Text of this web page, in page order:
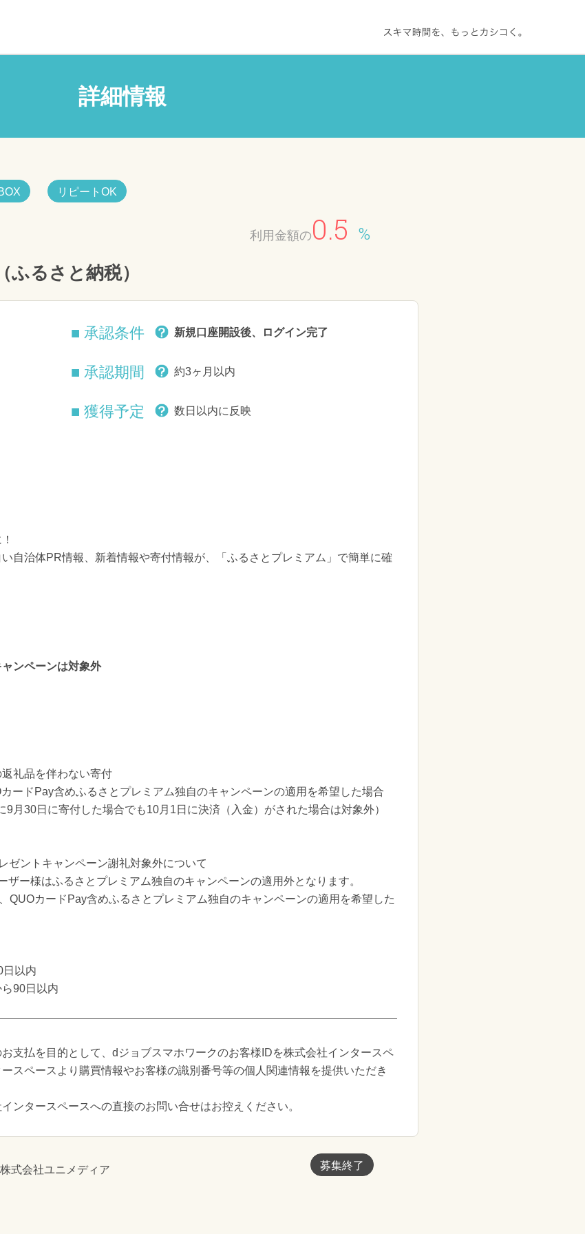
詳細情報
リピートOK
利用金額の0.5 %
るさと納税）
■ 承認条件 新規口座開設後、ログイン完了
■ 承認期間 約3ヶ月以内
■ 獲得予定 数日以内に反映
自治体PR情報、新着情報や寄付情報が、「ふるさとプレミアム」で簡単に確
ンペーンは対象外
礼品を伴わない寄付
ードPay含めふるさとプレミアム独自のキャンペーンの適用を希望した場合
9月30日に寄付した場合でも10月1日に決済（入金）がされた場合は対象外）
ゼントキャンペーン謝礼対象外について
ザー様はふるさとプレミアム独自のキャンペーンの適用外となります。
QUOカードPay含めふるさとプレミアム独自のキャンペーンの適用を希望した
日以内
90日以内
支払を目的として、dジョブスマホワークのお客様IDを株式会社インタースペ
スペースより購買情報やお客様の識別番号等の個人関連情報を提供いただき
ンタースペースへの直接のお問い合せはお控えください。
募集終了
株式会社ユニメディア